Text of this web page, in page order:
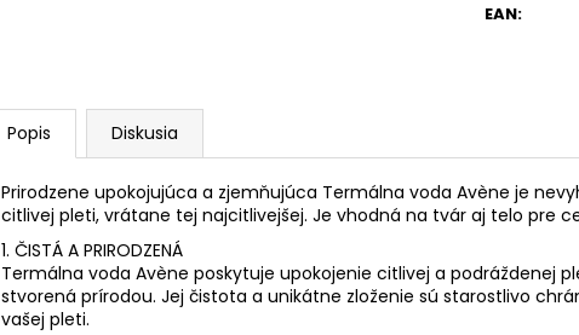
EAN:
Popis Diskusia
Prirodzene upokojujúca a zjemňujúca Termálna voda Avène je
citlivej pleti, vrátane tej najcitlivejšej. Je vhodná na tvár aj telo pre
1. ČISTÁ A PRIRODZENÁ
Termálna voda Avène poskytuje upokojenie citlivej a podráždenej
stvorená prírodou. Jej čistota a unikátne zloženie sú starostlivo
vašej pleti.